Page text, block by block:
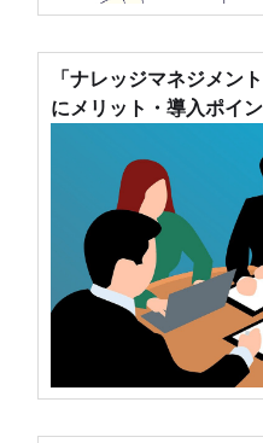
「ナレッジマネジメン
にメリット・導入ポイ